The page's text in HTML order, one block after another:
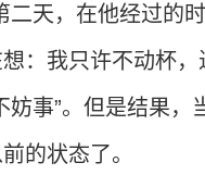
二天，在他经过的
：我只许不动杯
妨事”。但是结果
的状态了。